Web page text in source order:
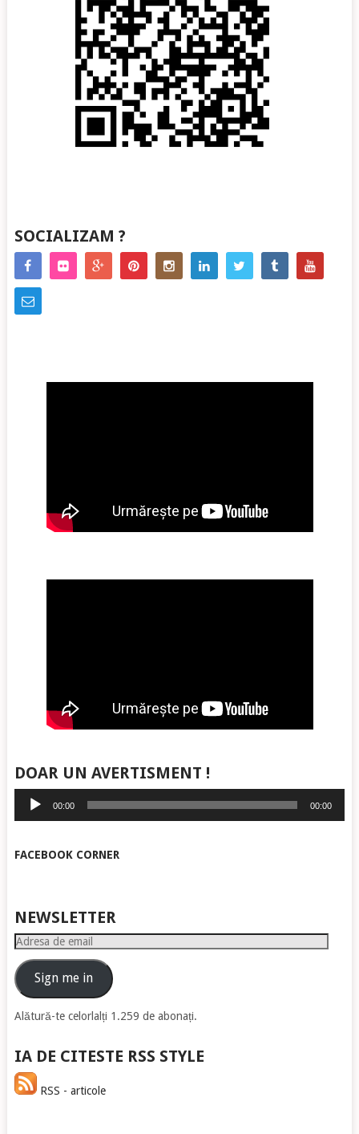
SOCIALIZAM ?
DOAR UN AVERTISMENT !
Player
audio
00:00 00:00
FACEBOOK CORNER
NEWSLETTER
Adresa
emailSign me in
Alătură-te celorlalți 1.259 de abonați.
IA DE CITESTE RSS STYLE
RSS - articole